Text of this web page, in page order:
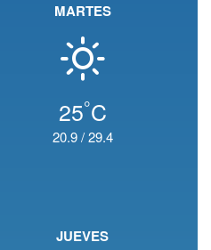
MARTES
25°C
20.9/29.4
JUEVES